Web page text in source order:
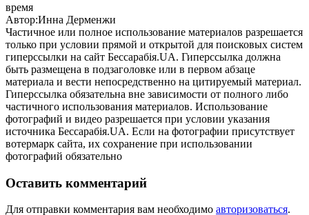
время
Автор:Инна Дерменжи
Частичное или полное использование материалов разрешается
только при условии прямой и открытой для поисковых систем
гиперссылки на сайт Бессарабія.UA. Гиперссылка должна
быть размещена в подзаголовке или в первом абзаце
материала и вести непосредственно на цитируемый материал.
Гиперссылка обязательна вне зависимости от полного либо
частичного использования материалов. Использование
фотографий и видео разрешается при условии указания
источника Бессарабія.UA. Если на фотографии присутствует
вотермарк сайта, их сохранение при использовании
фотографий обязательно
Оставить комментарий
Для отправки комментария вам необходимо авторизоваться.